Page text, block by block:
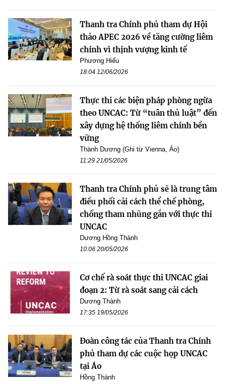
Thanh tra Chính phủ tham dự Hội
thảo APEC 2026 về tăng cường liêm
chính vì thịnh vượng kinh tế
Phương Hiếu
18:04 12/06/2026
Thực thi các biện pháp phòng ngừa
theo UNCAC: Từ “tuân thủ luật” đến
xây dựng hệ thống liêm chính bền
vững
Thành Dương (Ghi từ Vienna, Áo)
11:29 21/05/2026
Thanh tra Chính phủ sẽ là trung tâm
điều phối cải cách thể chế phòng,
chống tham nhũng gắn với thực thi
UNCAC
Dương Hồng Thành
10:06 20/05/2026
Cơ chế rà soát thực thi UNCAC giai
đoạn 2: Từ rà soát sang cải cách
Dương Thành
17:35 19/05/2026
Đoàn công tác của Thanh tra Chính
phủ tham dự các cuộc họp UNCAC
tại Áo
Hồng Thành